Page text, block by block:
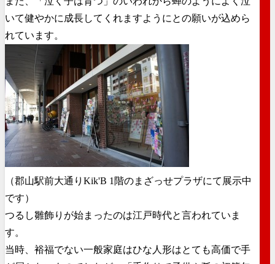
いて健やかに成長してくれますようにとの願いが込めら
れています。
（郡山駅前大通りKik'B 1階のまざっせプラザにて展示中
です）
つるし雛飾りが始まったのは江戸時代と言われていま
す。
当時、裕福でない一般家庭はひな人形はとても高価で手